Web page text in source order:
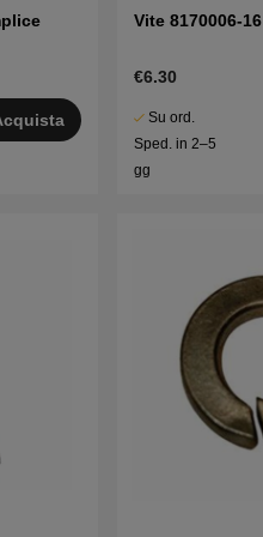
Vite 8170006-16
€6.30
Su ord.
Sped. in 2–5
gg